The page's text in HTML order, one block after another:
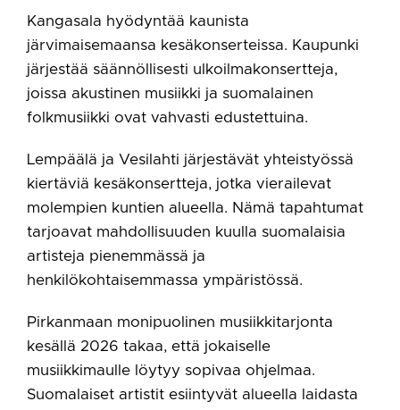
Kangasala hyödyntää kaunista
järvimaisemaansa kesäkonserteissa. Kaupunki
järjestää säännöllisesti ulkoilmakonsertteja,
joissa akustinen musiikki ja suomalainen
folkmusiikki ovat vahvasti edustettuina.
Lempäälä ja Vesilahti järjestävät yhteistyössä
kiertäviä kesäkonsertteja, jotka vierailevat
molempien kuntien alueella. Nämä tapahtumat
tarjoavat mahdollisuuden kuulla suomalaisia
artisteja pienemmässä ja
henkilökohtaisemmassa ympäristössä.
Pirkanmaan monipuolinen musiikkitarjonta
kesällä 2026 takaa, että jokaiselle
musiikkimaulle löytyy sopivaa ohjelmaa.
Suomalaiset artistit esiintyvät alueella laidasta